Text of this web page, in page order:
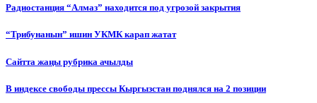
Радиостанция “Алмаз” находится под угрозой закрытия
“Трибунанын” ишин УКМК карап жатат
Сайтта жаңы рубрика ачылды
В индексе свободы прессы Кыргызстан поднялся на 2 позиции